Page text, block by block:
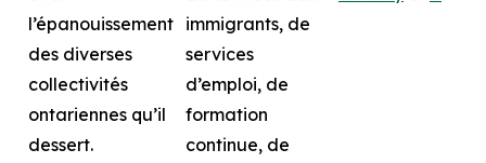
l’épanouissement
des diverses
collectivités
ontariennes qu’il
dessert.
immigrants, de
services
d’emploi, de
formation
continue, de